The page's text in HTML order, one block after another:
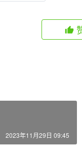
2023年11月29日 09:45